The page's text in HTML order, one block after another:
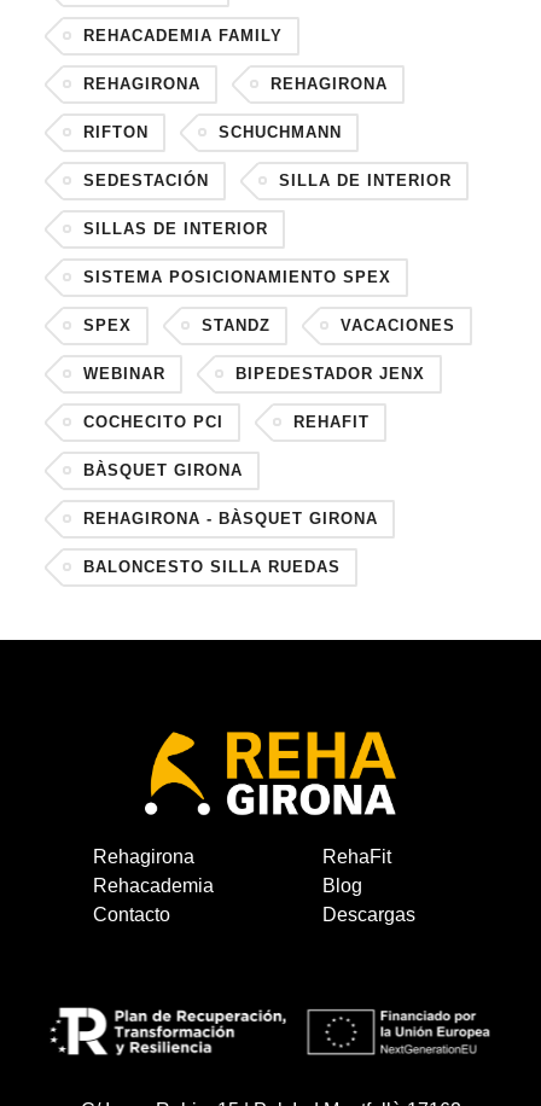
REHACADEMIA FAMILY
REHAGIRONA REHAGIRONA
RIFTON SCHUCHMANN
SEDESTACIÓN SILLA DE INTERIOR
SILLAS DE INTERIOR
SISTEMA POSICIONAMIENTO SPEX
SPEX STANDZ VACACIONES
WEBINAR BIPEDESTADOR JENX
COCHECITO PCI REHAFIT
BÀSQUET GIRONA
REHAGIRONA - BÀSQUET GIRONA
BALONCESTO SILLA RUEDAS
Rehagirona
RehaFit
Rehacademia
Blog
Contacto
Descargas